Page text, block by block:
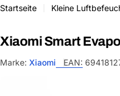
Startseite Kleine
Xiaomi Smart
Marke: Xiaomi EAN: